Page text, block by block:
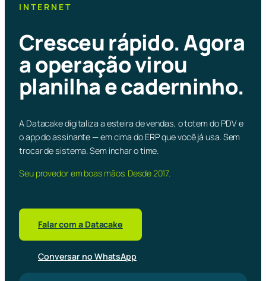
INTERNET
Cresceu rápido. Agora
a operação virou
planilha e caderninho.
A Datacake digitaliza a esteira de vendas, o totem do PDV e
o app do assinante — em cima do ERP que você já usa. Sem
trocar de sistema. Sem inchar o time.
Seu provedor em boas mãos. Desde 2017.
Falar com a Datacake
Conversar no WhatsApp